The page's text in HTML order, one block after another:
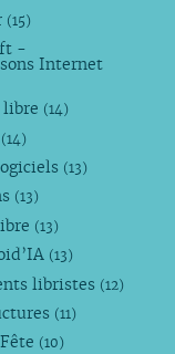
(15)
-
Internet
libre (14)
(14)
(13)
(13)
(13)
(13)
libristes (12)
(11)
(10)